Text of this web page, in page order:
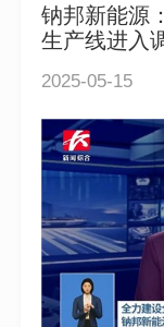
钠邦新能源
生产线进入
2025-05-15